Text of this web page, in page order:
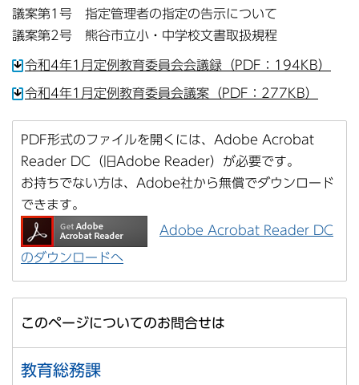
議案第1号 指定管理者の指定の告示について
議案第2号 熊谷市立小・中学校文書取扱規程
令和4年1月定例教育委員会会議録（PDF：194KB）
令和4年1月定例教育委員会議案（PDF：277KB）
PDF形式のファイルを開くには、Adobe Acrobat
Reader DC（旧Adobe Reader）が必要です。
お持ちでない方は、Adobe社から無償でダウンロード
できます。
Adobe Acrobat Reader DC
のダウンロードへ
このページについてのお問合せは
教育総務課